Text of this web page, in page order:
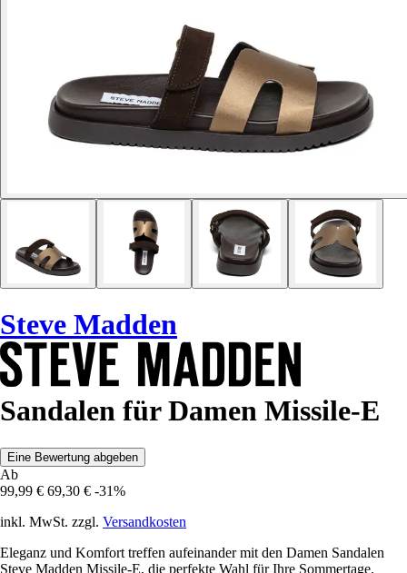
Steve Madden
Sandalen für Damen Missile-E
Eine Bewertung abgeben
Ab
99,99 € 69,30 € -31%
inkl. MwSt. zzgl. Versandkosten
Eleganz und Komfort treffen aufeinander mit den Damen Sandalen
Steve Madden Missile-E, die perfekte Wahl für Ihre Sommertage.